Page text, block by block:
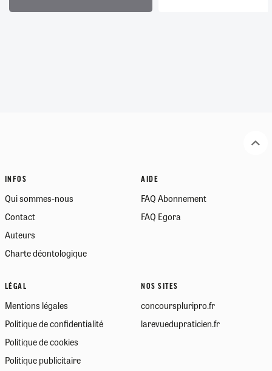
INFOS
Qui sommes-nous
Contact
Auteurs
Charte déontologique
AIDE
FAQ Abonnement
FAQ Egora
LÉGAL
Mentions légales
Politique de confidentialité
Politique de cookies
Politique publicitaire
NOS SITES
concourspluripro.fr
larevuedupraticien.fr